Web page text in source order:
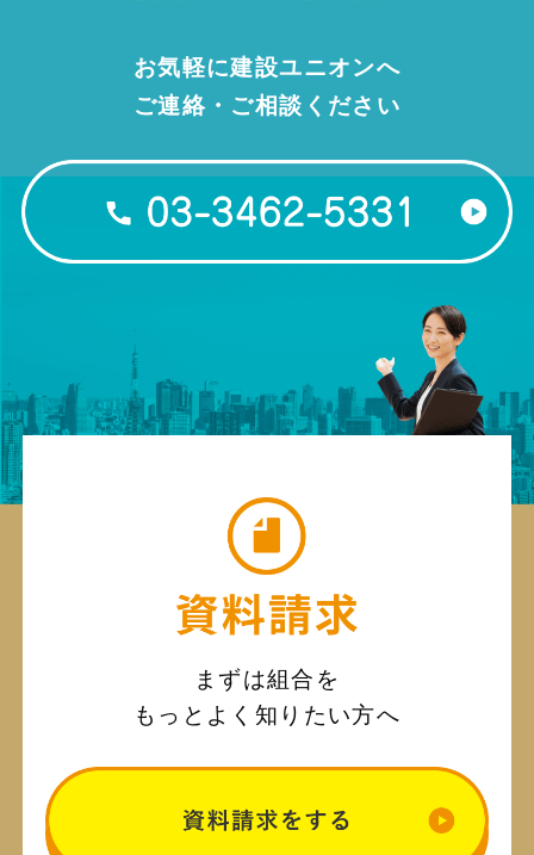
お気軽に建設ユニオンへ
ご連絡・ご相談ください
まずは組合を
もっとよく知りたい方へ